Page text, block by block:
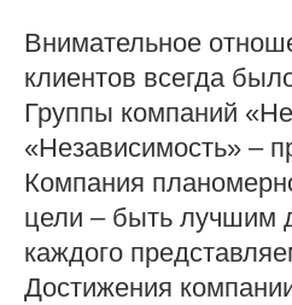
Внимательное
клиентов всегда
Группы компаний
«Независимость» –
Компания
цели – быть лучшим
каждого
Достижения